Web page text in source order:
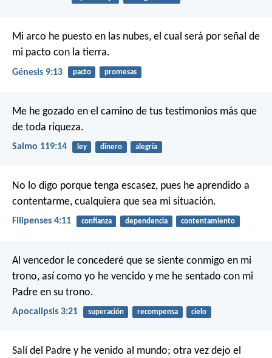
Mi arco he puesto en las nubes, el cual será por señal de
mi pacto con la tierra.
Génesis 9:13 pacto promesas
Me he gozado en el camino de tus testimonios más que
de toda riqueza.
Salmo 119:14 ley dinero alegría
No lo digo porque tenga escasez, pues he aprendido a
contentarme, cualquiera que sea mi situación.
Filipenses 4:11 confianza dependencia contentamiento
Al vencedor le concederé que se siente conmigo en mi
trono, así como yo he vencido y me he sentado con mi
Padre en su trono.
Apocalipsis 3:21 superación recompensa cielo
Salí del Padre y he venido al mundo; otra vez dejo el